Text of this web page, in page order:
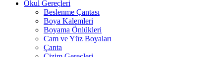
Okul Gereçleri
Beslenme Çantası
Boya Kalemleri
Boyama Önlükleri
Cam ve Yüz Boyaları
Çanta